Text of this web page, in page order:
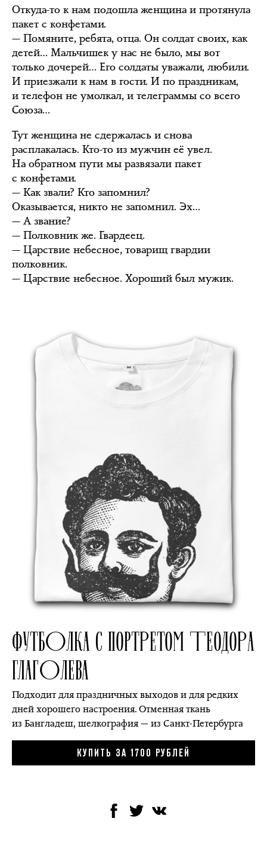
Откуда-то к нам подошла женщина и протянула
пакет с конфетами.
— Помяните, ребята, отца. Он солдат своих, как
детей… Мальчишек у нас не было, мы вот
только дочерей… Его солдаты уважали, любили.
И приезжали к нам в гости. И по праздникам,
и телефон не умолкал, и телеграммы со всего
Союза…
Тут женщина не сдержалась и снова
расплакалась. Кто-то из мужчин её увел.
На обратном пути мы развязали пакет
с конфетами.
— Как звали? Кто запомнил?
Оказывается, никто не запомнил. Эх…
— А звание?
— Полковник же. Гвардеец.
— Царствие небесное, товарищ гвардии
полковник.
— Царствие небесное. Хороший был мужик.
ФУТБОЛКА С ПОРТРЕТОМ ТЕОДОРА
ГЛАГОЛЕВА
Подходит для праздничных выходов и для редких
дней хорошего настроения. Отменная ткань
из Бангладеш, шелкография — из Санкт-Петербурга
КУПИТЬ ЗА 1700 РУБЛЕЙ